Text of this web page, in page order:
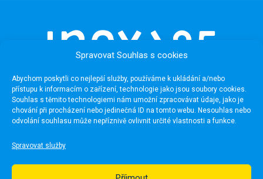
Spravovat Souhlas s cookies
Abychom poskytli co nejlepší služby, používáme k ukládání a/nebo
přístupu k informacím o zařízení, technologie jako jsou soubory cookies.
Souhlas s těmito technologiemi nám umožní zpracovávat údaje, jako je
chování při procházení nebo jedinečná ID na tomto webu. Nesouhlas nebo
odvolání souhlasu může nepříznivě ovlivnit určité vlastnosti a funkce.
Spravovat služby
Užitečné odkazy
Pro školy